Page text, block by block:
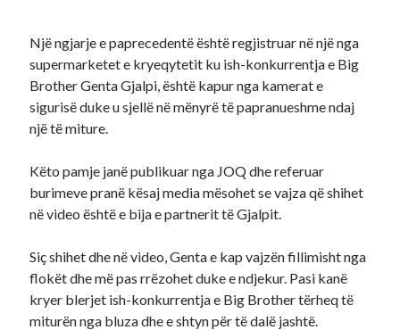
Një ngjarje e paprecedentë është regjistruar në një nga
supermarketet e kryeqytetit ku ish-konkurrentja e Big
Brother Genta Gjalpi, është kapur nga kamerat e
sigurisë duke u sjellë në mënyrë të papranueshme ndaj
një të miture.
Këto pamje janë publikuar nga JOQ dhe referuar
burimeve pranë kësaj media mësohet se vajza që shihet
në video është e bija e partnerit të Gjalpit.
Siç shihet dhe në video, Genta e kap vajzën fillimisht nga
flokët dhe më pas rrëzohet duke e ndjekur. Pasi kanë
kryer blerjet ish-konkurrentja e Big Brother tërheq të
miturën nga bluza dhe e shtyn për të dalë jashtë.